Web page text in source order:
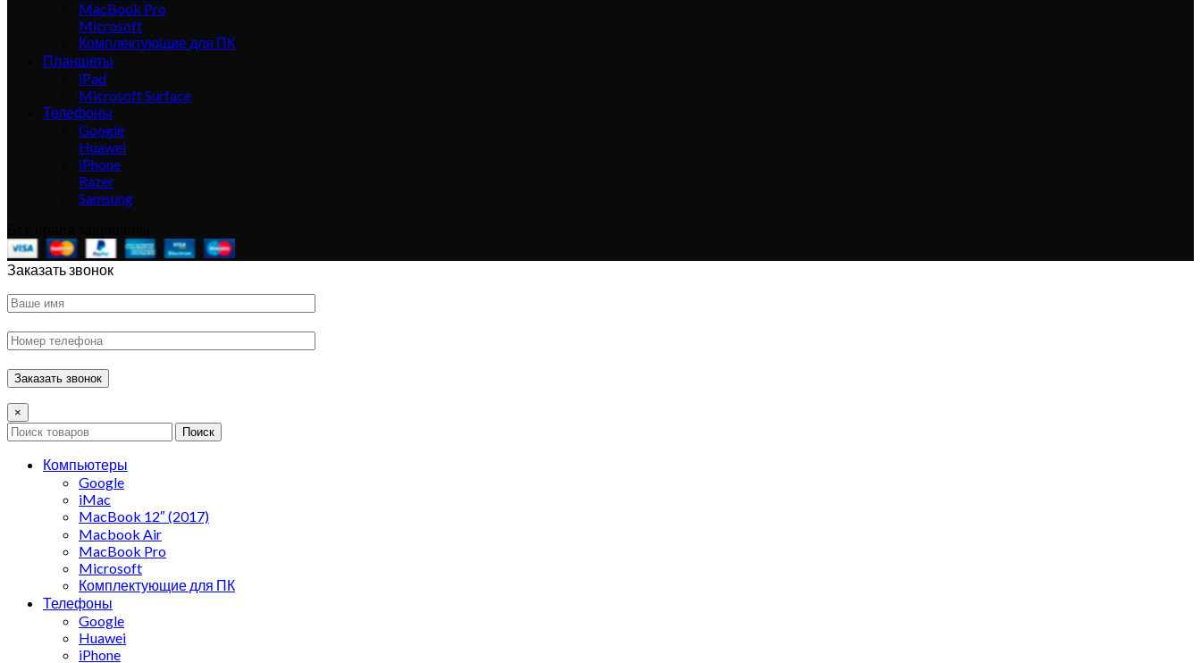
MacBook Pro
Microsoft
Комплектующие для ПК
Планшеты
iPad
Microsoft Surface
Телефоны
Google
Huawei
iPhone
Razer
Samsung
Заказать звонок
×
Поиск
Компьютеры
Google
iMac
MacBook 12″ (2017)
Macbook Air
MacBook Pro
Microsoft
Комплектующие для ПК
Телефоны
Google
Huawei
iPhone